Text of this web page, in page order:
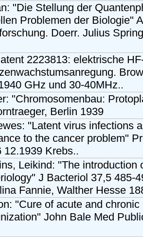
"Die Stellung der
Problemen der Biologie"
Doerr. Julius
2223813: elektrische
GHz und 30-40MHz..
"Chromosomenbau:
Berlin 1939
"Latent virus infections
to the cancer problem"
12.1939 Krebs..
Leikind: "The introduction
J Bacteriol 37,5 485-
Fannie, Walther Hesse
"Cure of acute and
John Bale Med